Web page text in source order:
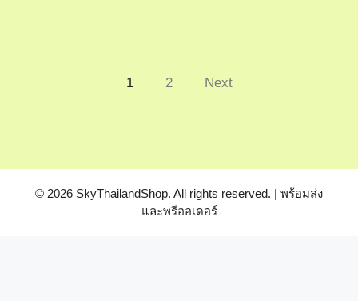
1 2 Next
© 2026 SkyThailandShop. All rights reserved. | พร้อมส่ง
และพรีออเดอร์